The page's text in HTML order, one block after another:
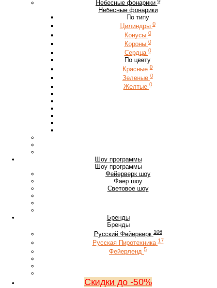
Небесные фонарики
Небесные фонарики
По типу
Цилиндры 0
Конусы 0
Короны 0
Сердца 0
По цвету
Красные 0
Зеленые 0
Желтые 0
Шоу программы
Шоу программы
Фейерверк шоу
Фаер шоу
Световое шоу
Бренды
Бренды
Русский Фейерверк 106
Русская Пиротехника 17
Фейерленд 5
Скидки до -50%